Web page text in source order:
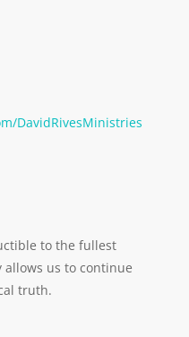
DavidRivesMinistries
to the fullest
allows us to continue
truth.